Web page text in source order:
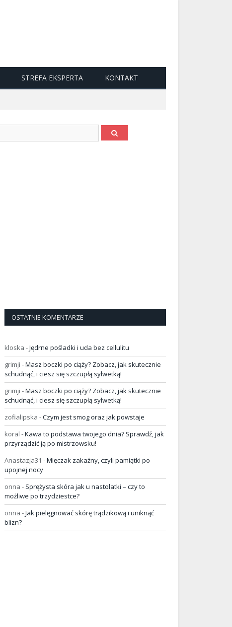
STREFA EKSPERTA KONTAKT
OSTATNIE KOMENTARZE
kloska -Jędrne pośladki i uda bez cellulitu
grimji -Masz boczki po ciąży? Zobacz, jak skutecznie
schudnąć, i ciesz się szczupłą sylwetką!
grimji -Masz boczki po ciąży? Zobacz, jak skutecznie
schudnąć, i ciesz się szczupłą sylwetką!
zofialipska -Czym jest smog oraz jak powstaje
koral -Kawa to podstawa twojego dnia? Sprawdź, jak
przyrządzić ją po mistrzowsku!
Anastazja31 -Mięczak zakaźny, czyli pamiątki po
upojnej nocy
onna - Sprężysta skóra jak u nastolatki – czy to
możliwe po trzydziestce?
onna -Jak pielęgnować skórę trądzikową i uniknąć
blizn?